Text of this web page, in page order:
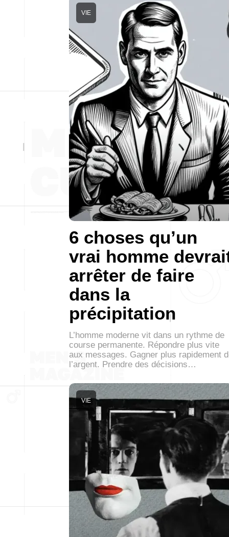
6 choses qu’un
vrai homme
arrêter de faire
dans la
précipitation
VIE
L’homme moderne vit dans un rythme de
course permanente. Répondre plus vite
aux messages. Gagner plus rapidement
l’argent. Prendre des décisions…
VIE